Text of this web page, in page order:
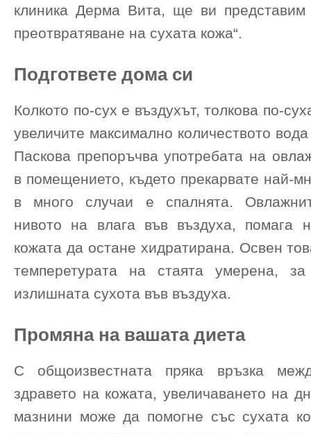
клиника Дерма Вита, ще ви представим
преотвратяване на сухата кожа“.
Подгответе дома си
Колкото по-сух е въздухът, толкова по-
увеличите максимално количеството
Паскова препоръчва употребата на
в помещението, където прекарвате най-
в много случаи е спалнята.
нивото на влага във въздуха, помага
кожата да остане хидратирана. Освен
темперетурата на стаята умерена,
излишната сухота във въздуха.
Промяна на вашата диета
С общоизвестната пряка връзка
здравето на кожата, увеличаването на
мазнини може да помогне със сухата